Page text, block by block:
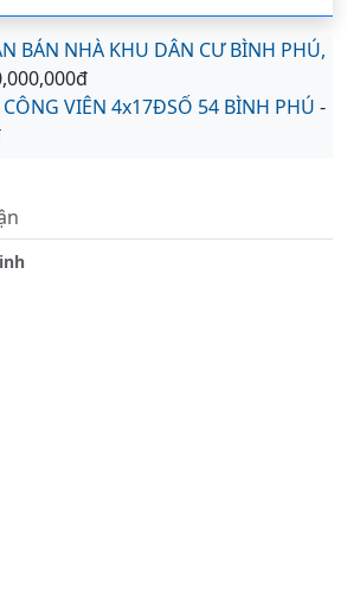
BÁN NHÀ KHU DÂN CƯ BÌNH PHÚ,
VIÊN 4x17ĐSỐ 54 BÌNH PHÚ -